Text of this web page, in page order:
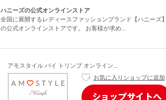
ハニーズの公式オンラインストア
全国に展開するレディースファッションブランド【ハニーズ】
の公式オンラインストアです。 お客様が求め...
アモスタイル バイ トリンプ オンライン...
お気に入りショップに追加